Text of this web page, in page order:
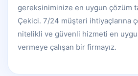
gereksiniminize en uygun çözüm
Çekici. 7/24 müşteri ihtiyaçlarına
nitelikli ve güvenli hizmeti en
vermeye çalışan bir firmayız.